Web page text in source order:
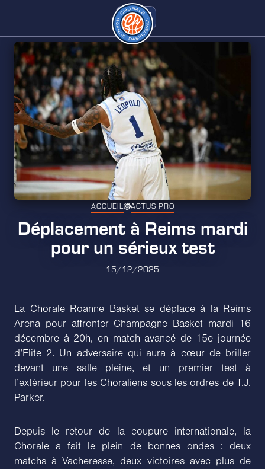
ACCUEIL ACTUS PRO
Déplacement à Reims mardi
pour un sérieux test
15/12/2025
La Chorale Roanne Basket se déplace à la Reims
Arena pour affronter Champagne Basket mardi 16
décembre à 20h, en match avancé de 15e journée
d’Elite 2. Un adversaire qui aura à cœur de briller
devant une salle pleine, et un premier test à
l’extérieur pour les Choraliens sous les ordres de T.J.
Parker.
Depuis le retour de la coupure internationale, la
Chorale a fait le plein de bonnes ondes : deux
matchs à Vacheresse, deux victoires avec plus de